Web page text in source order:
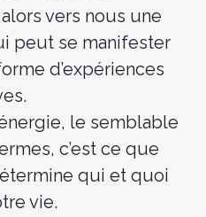
vers nous une
peut se manifester
d’expériences
le semblable
c’est ce que
qui et quoi
vie.